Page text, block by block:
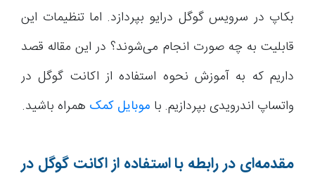
بکاپ در سرویس گوگل درایو بپردازد. اما تنظیمات این
قابلیت به چه صورت انجام می‌شوند؟ در این مقاله قصد
داریم که به آموزش نحوه استفاده از اکانت گوگل در
واتساپ اندرویدی بپردازیم. با موبایل کمک همراه باشید.
مقدمه‌ای در رابطه با استفاده از اکانت گوگل در